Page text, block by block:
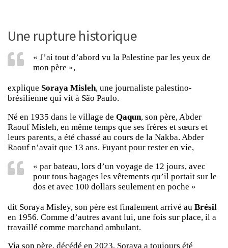
Une rupture historique
« J’ai tout d’abord vu la Palestine par les yeux de
mon père »,
explique Soraya Misleh, une journaliste palestino-
brésilienne qui vit à São Paulo.
Né en 1935 dans le village de Qaqun, son père, Abder
Raouf Misleh, en même temps que ses frères et sœurs et
leurs parents, a été chassé au cours de la Nakba. Abder
Raouf n’avait que 13 ans. Fuyant pour rester en vie,
« par bateau, lors d’un voyage de 12 jours, avec
pour tous bagages les vêtements qu’il portait sur le
dos et avec 100 dollars seulement en poche »
dit Soraya Misley, son père est finalement arrivé au Brésil
en 1956. Comme d’autres avant lui, une fois sur place, il a
travaillé comme marchand ambulant.
Via son père, décédé en 2023, Soraya a toujours été